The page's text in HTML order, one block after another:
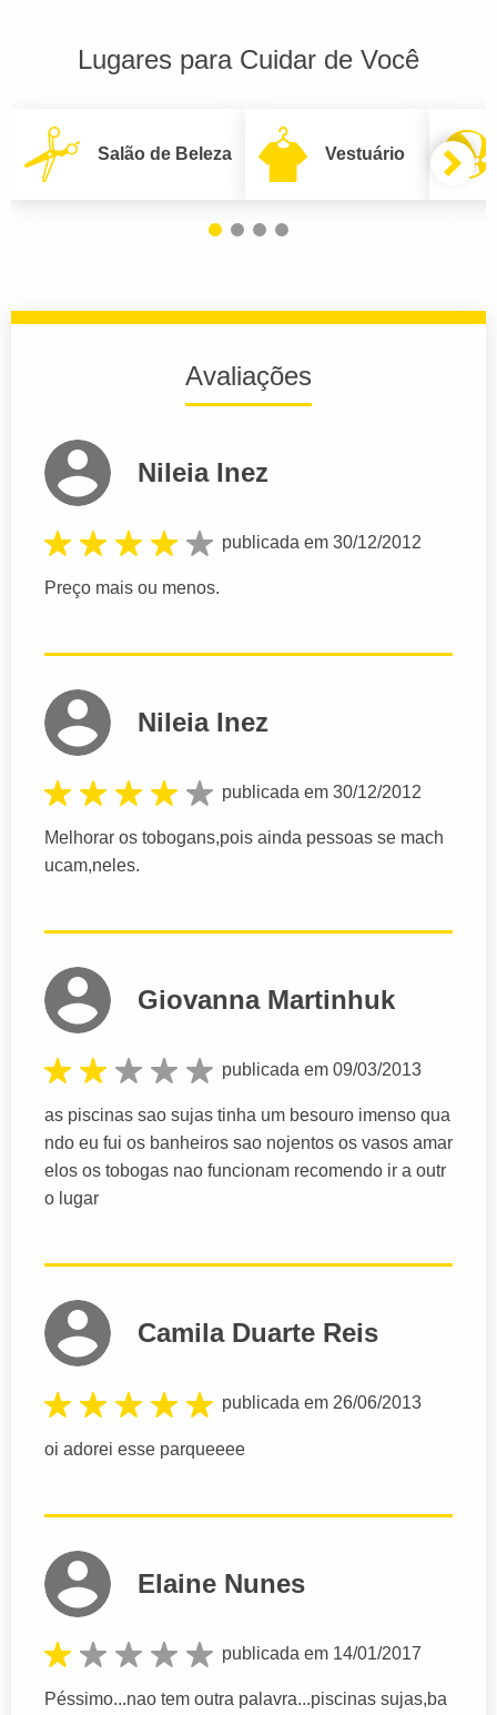
Lugares para Cuidar de Você
Salão de Beleza Vestuário
Avaliações
Nileia Inez
publicada em 30/12/2012
Preço mais ou menos.
Nileia Inez
publicada em 30/12/2012
Melhorar os tobogans,pois ainda pessoas se mach
ucam,neles.
Giovanna Martinhuk
publicada em 09/03/2013
as piscinas sao sujas tinha um besouro imenso qua
ndo eu fui os banheiros sao nojentos os vasos amar
elos os tobogas nao funcionam recomendo ir a outr
o lugar
Camila Duarte Reis
publicada em 26/06/2013
oi adorei esse parqueeee
Elaine Nunes
publicada em 14/01/2017
Péssimo...nao tem outra palavra...piscinas sujas,ba